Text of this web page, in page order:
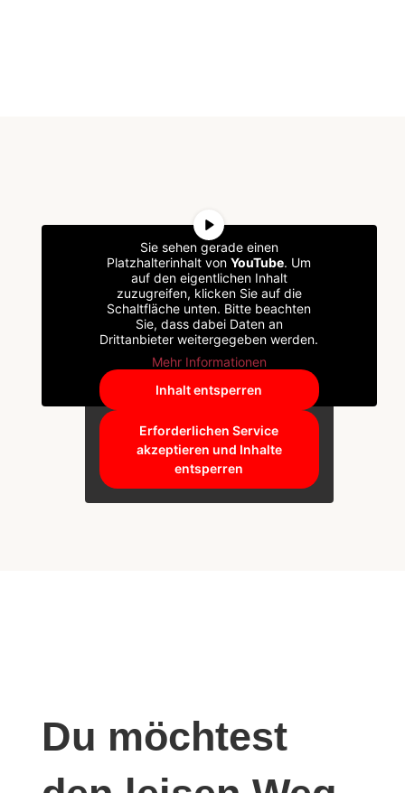
Sie sehen gerade einen
Platzhalterinhalt vonYouTube. Um
auf den eigentlichen Inhalt
zuzugreifen, klicken Sie auf die
Schaltfläche unten. Bitte beachten
Sie, dass dabei Daten an
Drittanbieter weitergegeben werden.
Mehr Informationen
Inhalt entsperren
Erforderlichen Service
akzeptieren und Inhalte
entsperren
Du möchtest